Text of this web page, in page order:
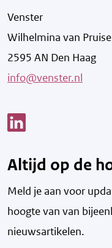
Venster
Wilhelmina van
2595 AN Den Haag
info@venster.nl
Altijd op de
Meld je aan voor
hoogte van van
nieuwsartikelen.